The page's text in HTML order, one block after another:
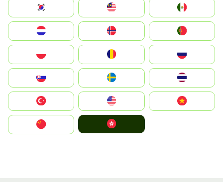
South Korea
United States
中國香港特別行政區